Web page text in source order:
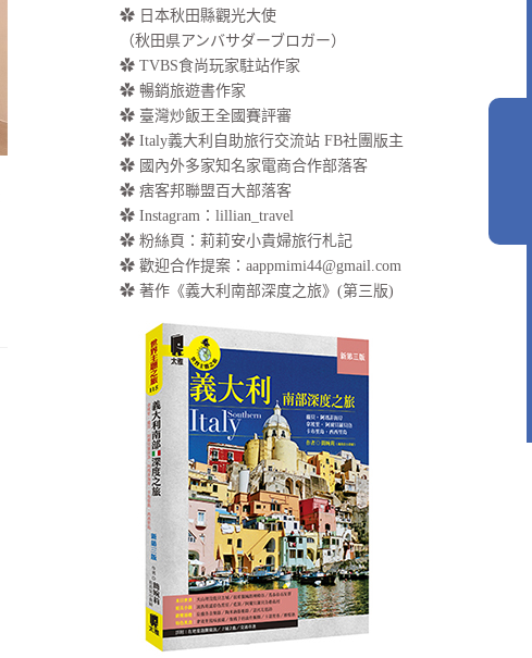
✿ 日本秋田縣觀光大使
（秋田県アンバサダーブロガー）
✿ TVBS食尚玩家駐站作家
✿ 暢銷旅遊書作家
✿ 臺灣炒飯王全國賽評審
✿ Italy義大利自助旅行交流站 FB社團版主
✿ 國內外多家知名家電商合作部落客
✿ 痞客邦聯盟百大部落客
✿Instagram：lillian_travel
✿粉絲頁：莉莉安小貴婦旅行札記
✿ 歡迎合作提案：aappmimi44@gmail.com
✿ 著作《義大利南部深度之旅》(第三版)